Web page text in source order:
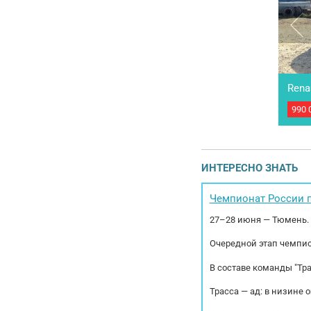
990
ИНТЕРЕСНО ЗНАТЬ
Чемпионат России
27–28 июня — Тюмень.
Очередной этап
В составе команды
Трасса — ад: в низине